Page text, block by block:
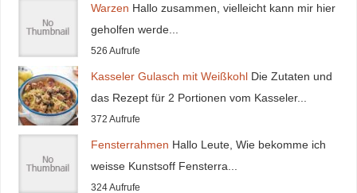
Warzen Hallo zusammen, vielleicht kann mir hier
geholfen werde...
526 Aufrufe
Kasseler Gulasch mit Weißkohl Die Zutaten und
das Rezept für 2 Portionen vom Kasseler...
372 Aufrufe
Fensterrahmen Hallo Leute, Wie bekomme ich
weisse Kunstsoff Fensterra...
324 Aufrufe